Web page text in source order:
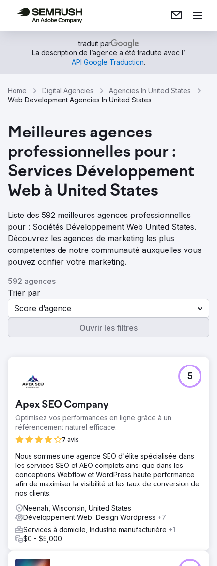
traduit par
La description de l’agence a été traduite avec l’
API Google Traduction.
Home Digital Agencies
Agencies In United States
Web Development Agencies In United States
Meilleures agences
professionnelles pour :
Services Développement
Web à United States
Liste des 592 meilleures agences professionnelles
pour : Sociétés Développement Web United States.
Découvrez les agences de marketing les plus
compétentes de notre communauté auxquelles vous
pouvez confier votre marketing.
592 agences
Trier par
Score d’agence
Ouvrir les filtres
Apex SEO Company
Optimisez vos performances en ligne grâce à un
référencement naturel efficace.
7 avis
5
Nous sommes une agence SEO d'élite spécialisée dans
les services SEO et AEO complets ainsi que dans les
conceptions Webflow et WordPress haute performance
afin de maximiser la visibilité et les taux de conversion de
nos clients.
Neenah, Wisconsin, United States
Développement Web, Design Wordpress +7
Services à domicile, Industrie manufacturière +1
$0 - $5,000